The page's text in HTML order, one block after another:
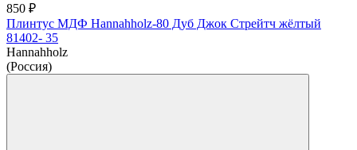
850 ₽
Плинтус МДФ Hannahholz-80 Дуб Джок Стрейтч жёлтый
81402- 35
Hannahholz
(Россия)